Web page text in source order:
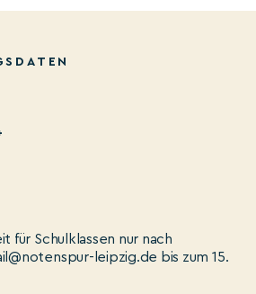
für Schulklassen nur nach
leipzig.de bis zum 15.